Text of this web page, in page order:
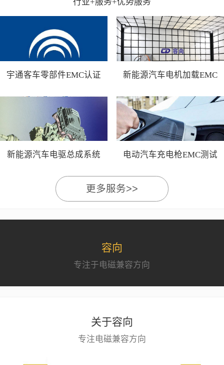
宇通客车零部件EMC认证
新能源汽车电机加载EMC
新能源汽车电驱总成系统
电动汽车充电枪EMC测试
更多服务>>
容向
专注于电磁兼容方向
关于容向
专注电磁兼容方向